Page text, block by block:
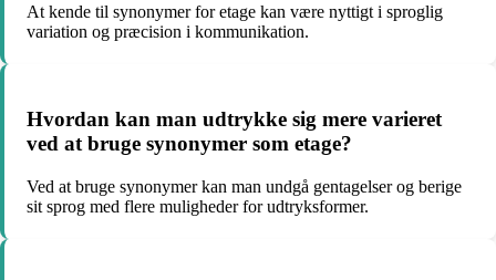
At kende til synonymer for etage kan være nyttigt i sproglig
variation og præcision i kommunikation.
Hvordan kan man udtrykke sig mere varieret
ved at bruge synonymer som etage?
Ved at bruge synonymer kan man undgå gentagelser og berige
sit sprog med flere muligheder for udtryksformer.